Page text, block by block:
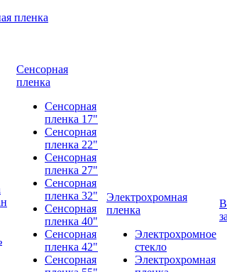
пленка
Сенсорная
пленка
Сенсорная
пленка 17"
Сенсорная
пленка 22"
Сенсорная
пленка 27"
Сенсорная
пленка 32"
Сенсорная
пленка 40"
Сенсорная
пленка 42"
Сенсорная
Электрохромная
пленка
Электрохромное
стекло
Электрохромная